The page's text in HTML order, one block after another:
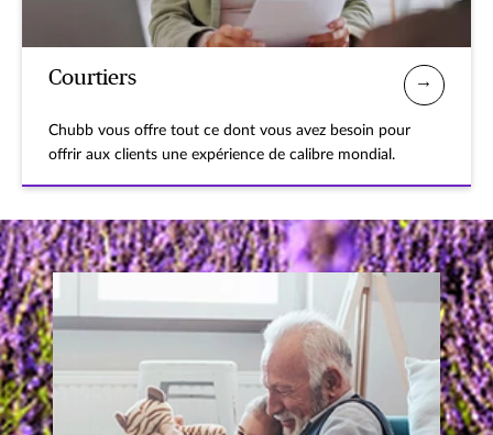
Courtiers
Chubb vous offre tout ce dont vous avez besoin pour
offrir aux clients une expérience de calibre mondial.